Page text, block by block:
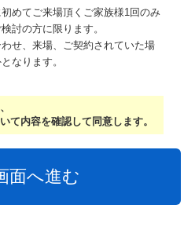
めてご来場頂くご家族様1回のみ
討の方に限ります。
せ、来場、ご契約されていた場
なります。
て内容を確認して同意します。